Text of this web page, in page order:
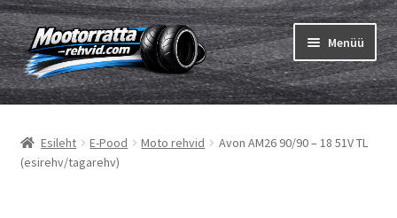
Liigu
navigeerimisele
Liigu
sisu
juurde
Menüü
Rehvid
Ava
Sisekumm
Ava
Esileht E-Pood Moto rehvid
Avon AM26 90/90 – 18 51V TL
(esirehv/tagarehv)